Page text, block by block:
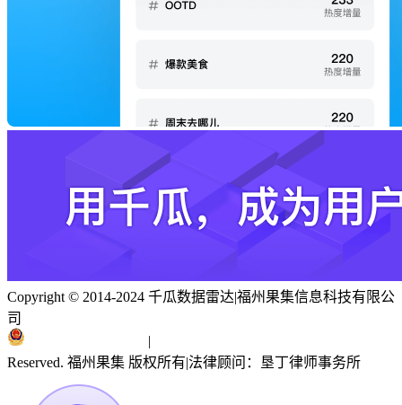
Copyright © 2014-2024 千瓜数据雷达|福州果集信息科技有限公
司
|
Reserved. 福州果集 版权所有|法律顾问：垦丁律师事务所